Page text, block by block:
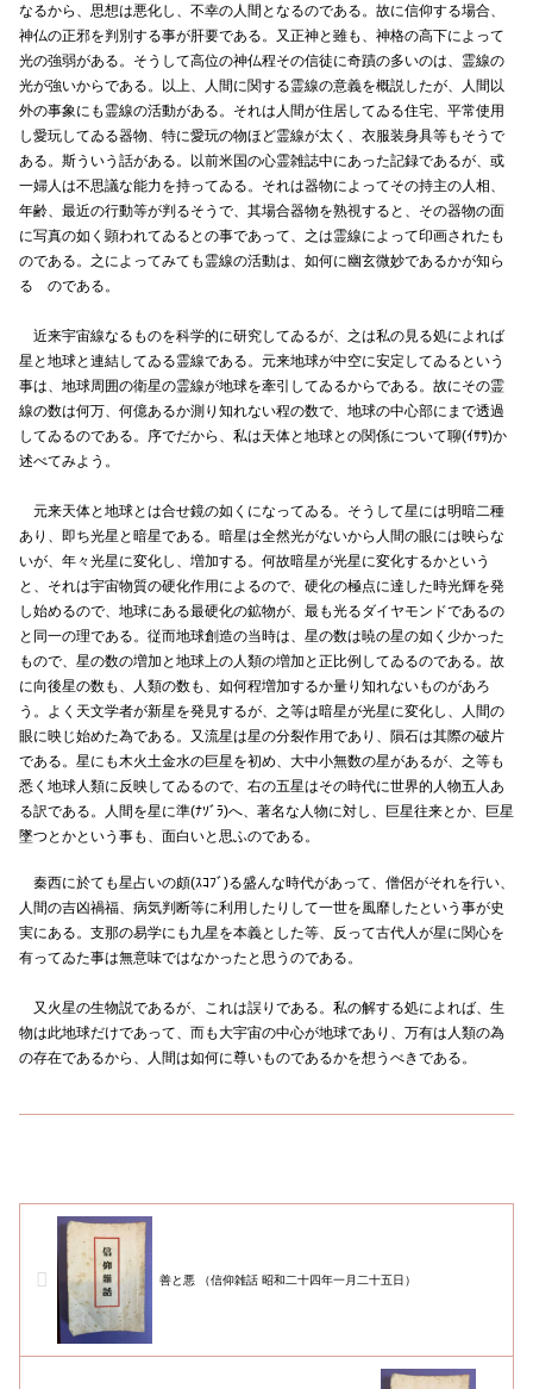
なるから、思想は悪化し、不幸の人間となるのである。故に信仰する場合、
神仏の正邪を判別する事が肝要である。又正神と雖も、神格の高下によって
光の強弱がある。そうして高位の神仏程その信徒に奇蹟の多いのは、霊線の
光が強いからである。以上、人間に関する霊線の意義を概説したが、人間以
外の事象にも霊線の活動がある。それは人間が住居してゐる住宅、平常使用
し愛玩してゐる器物、特に愛玩の物ほど霊線が太く、衣服装身具等もそうで
ある。斯ういう話がある。以前米国の心霊雑誌中にあった記録であるが、或
一婦人は不思議な能力を持ってゐる。それは器物によってその持主の人相、
年齢、最近の行動等が判るそうで、其場合器物を熟視すると、その器物の面
に写真の如く顕われてゐるとの事であって、之は霊線によって印画されたも
のである。之によってみても霊線の活動は、如何に幽玄微妙であるかが知ら
るゝのである。
近来宇宙線なるものを科学的に研究してゐるが、之は私の見る処によれば
星と地球と連結してゐる霊線である。元来地球が中空に安定してゐるという
事は、地球周囲の衛星の霊線が地球を牽引してゐるからである。故にその霊
線の数は何万、何億あるか測り知れない程の数で、地球の中心部にまで透過
してゐるのである。序でだから、私は天体と地球との関係について聊(ｲｻｻ)か
述べてみよう。
元来天体と地球とは合せ鏡の如くになってゐる。そうして星には明暗二種
あり、即ち光星と暗星である。暗星は全然光がないから人間の眼には映らな
いが、年々光星に変化し、増加する。何故暗星が光星に変化するかという
と、それは宇宙物質の硬化作用によるので、硬化の極点に達した時光輝を発
し始めるので、地球にある最硬化の鉱物が、最も光るダイヤモンドであるの
と同一の理である。従而地球創造の当時は、星の数は暁の星の如く少かった
もので、星の数の増加と地球上の人類の増加と正比例してゐるのである。故
に向後星の数も、人類の数も、如何程増加するか量り知れないものがあろ
う。よく天文学者が新星を発見するが、之等は暗星が光星に変化し、人間の
眼に映じ始めた為である。又流星は星の分裂作用であり、隕石は其際の破片
である。星にも木火土金水の巨星を初め、大中小無数の星があるが、之等も
悉く地球人類に反映してゐるので、右の五星はその時代に世界的人物五人あ
る訳である。人間を星に準(ﾅｿﾞﾗ)へ、著名な人物に対し、巨星往来とか、巨星
墜つとかという事も、面白いと思ふのである。
秦西に於ても星占いの頗(ｽｺﾌﾞ)る盛んな時代があって、僧侶がそれを行い、
人間の吉凶禍福、病気判断等に利用したりして一世を風靡したという事が史
実にある。支那の易学にも九星を本義とした等、反って古代人が星に関心を
有ってゐた事は無意味ではなかったと思うのである。
又火星の生物説であるが、これは誤りである。私の解する処によれば、生
物は此地球だけであって、而も大宇宙の中心が地球であり、万有は人類の為
の存在であるから、人間は如何に尊いものであるかを想うべきである。
善と悪 （信仰雑話 昭和二十四年一月二十五日）